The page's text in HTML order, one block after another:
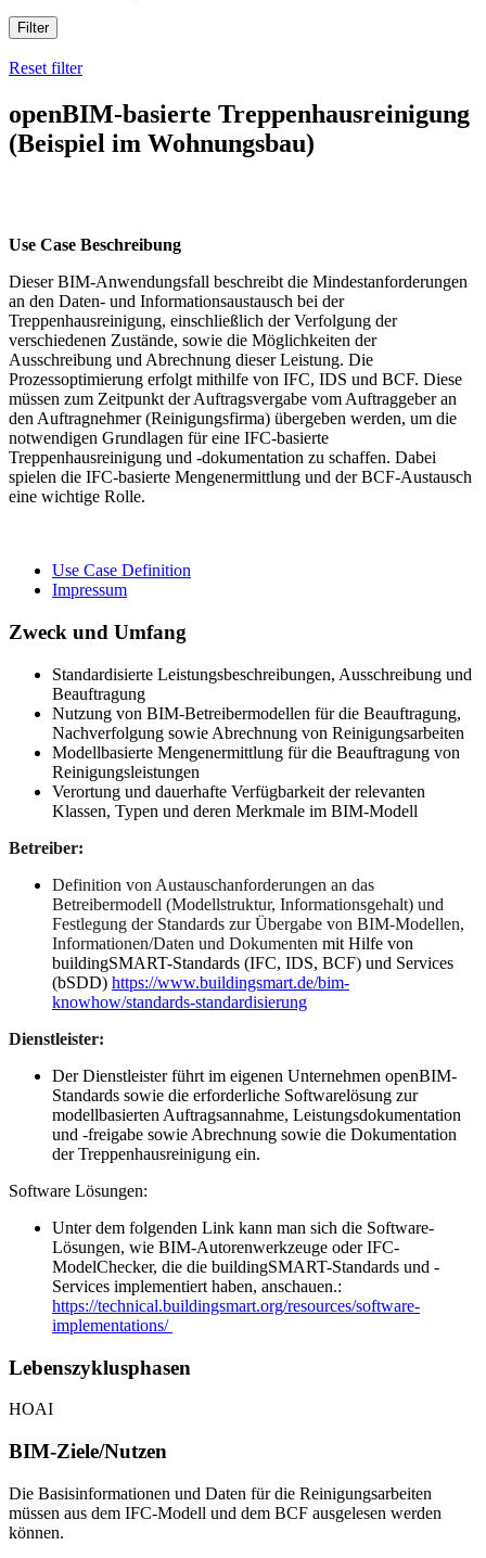
Filter
Reset filter
openBIM-basierte Treppenhausreinigung
(Beispiel im Wohnungsbau)
Use Case Beschreibung
Dieser BIM-Anwendungsfall beschreibt die Mindestanforderungen
an den Daten- und Informationsaustausch bei der
Treppenhausreinigung, einschließlich der Verfolgung der
verschiedenen Zustände, sowie die Möglichkeiten der
Ausschreibung und Abrechnung dieser Leistung. Die
Prozessoptimierung erfolgt mithilfe von IFC, IDS und BCF. Diese
müssen zum Zeitpunkt der Auftragsvergabe vom Auftraggeber an
den Auftragnehmer (Reinigungsfirma) übergeben werden, um die
notwendigen Grundlagen für eine IFC-basierte
Treppenhausreinigung und -dokumentation zu schaffen. Dabei
spielen die IFC-basierte Mengenermittlung und der BCF-Austausch
eine wichtige Rolle.
Use Case Definition
Impressum
Zweck und Umfang
Standardisierte Leistungsbeschreibungen, Ausschreibung und
Beauftragung
Nutzung von BIM-Betreibermodellen für die Beauftragung,
Nachverfolgung sowie Abrechnung von Reinigungsarbeiten
Modellbasierte Mengenermittlung für die Beauftragung von
Reinigungsleistungen
Verortung und dauerhafte Verfügbarkeit der relevanten
Klassen, Typen und deren Merkmale im BIM-Modell
Betreiber:
Definition von Austauschanforderungen an das
Betreibermodell (Modellstruktur, Informationsgehalt) und
Festlegung der Standards zur Übergabe von BIM-Modellen,
Informationen/Daten und Dokumenten mit Hilfe von
buildingSMART-Standards (IFC, IDS, BCF) und Services
(bSDD) https://www.buildingsmart.de/bim-
knowhow/standards-standardisierung
Dienstleister:
Der Dienstleister führt im eigenen Unternehmen openBIM-
Standards sowie die erforderliche Softwarelösung zur
modellbasierten Auftragsannahme, Leistungsdokumentation
und -freigabe sowie Abrechnung sowie die Dokumentation
der Treppenhausreinigung ein.
Software Lösungen:
Unter dem folgenden Link kann man sich die Software-
Lösungen, wie BIM-Autorenwerkzeuge oder IFC-
ModelChecker, die die buildingSMART-Standards und -
Services implementiert haben, anschauen.:
https://technical.buildingsmart.org/resources/software-
implementations/
Lebenszyklusphasen
HOAI
BIM-Ziele/Nutzen
Die Basisinformationen und Daten für die Reinigungsarbeiten
müssen aus dem IFC-Modell und dem BCF ausgelesen werden
können.